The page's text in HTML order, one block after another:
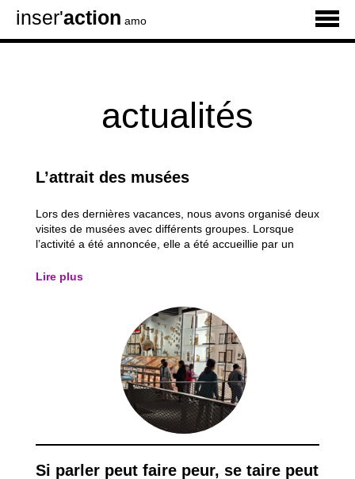
inser'action amo
actualités
L’attrait des musées
Lors des dernières vacances, nous avons organisé deux
visites de musées avec différents groupes. Lorsque
l’activité a été annoncée, elle a été accueillie par un
nul » et autres exclamations plutôt négatives. J’ai donc
Lire plus
Si parler peut faire peur, se taire peut